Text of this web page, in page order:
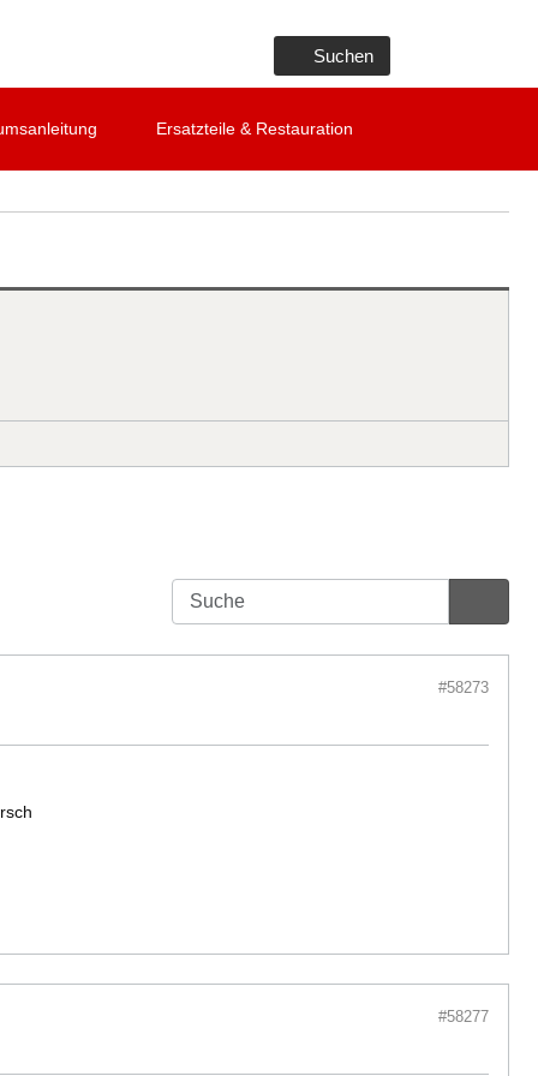
Suchen
Ersatzteile & Restauration
#58273
#58277